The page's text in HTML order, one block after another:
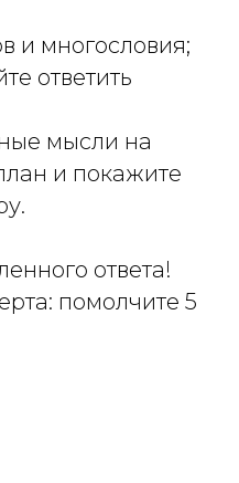
и многословия;
ответить
мысли на
и покажите
ответа!
помолчите 5